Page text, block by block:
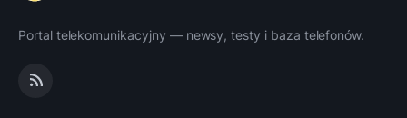
Portal telekomunikacyjny — newsy, testy i baza telefonów.